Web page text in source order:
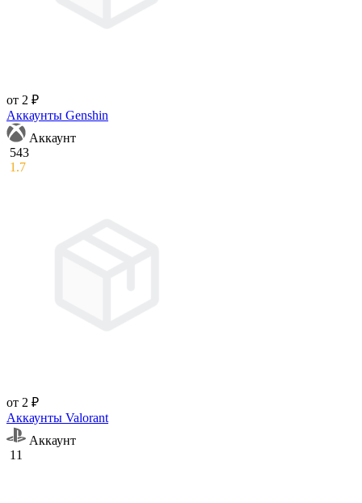
от 2 ₽
Аккаунты Genshin
Аккаунт
543
1.7
от 2 ₽
Аккаунты Valorant
Аккаунт
11